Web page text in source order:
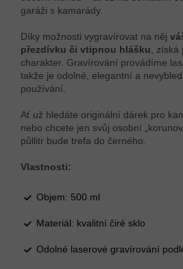
garáži s kamarády.
Díky možnosti vygravírovat na něj
přezdívku či vtipnou hlášku, získá
charakter. Gravírování provádíme
takže je odolné, elegantní a
používání.
Ať už hledáte originální dárek pro
nebo chcete jen svůj osobní
půllitr bude trefa do černého.
Vlastnosti:
Objem: 500 ml
Materiál: kvalitní čiré sklo
Odolné laserové gravírování